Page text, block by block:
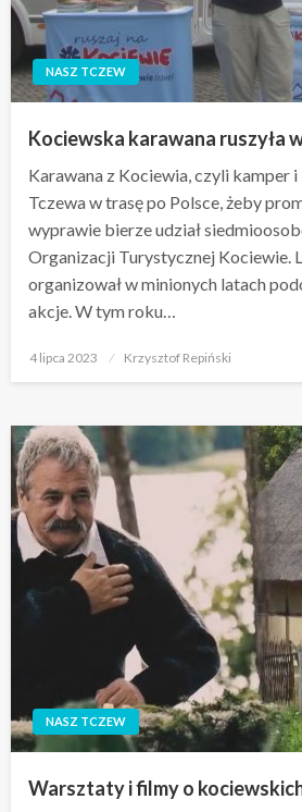
NASZ TCZEW
Kociewska karawana ruszyła
Karawana z Kociewia, czyli kamper i
Tczewa w trasę po Polsce, żeby
wyprawie bierze udział
Organizacji Turystycznej Kociewie.
organizował w minionych latach
akcje. W tym roku…
Opublikowane
4 lipca 2023 Krzysztof Repiński
NASZ TCZEW
Warsztaty i filmy o